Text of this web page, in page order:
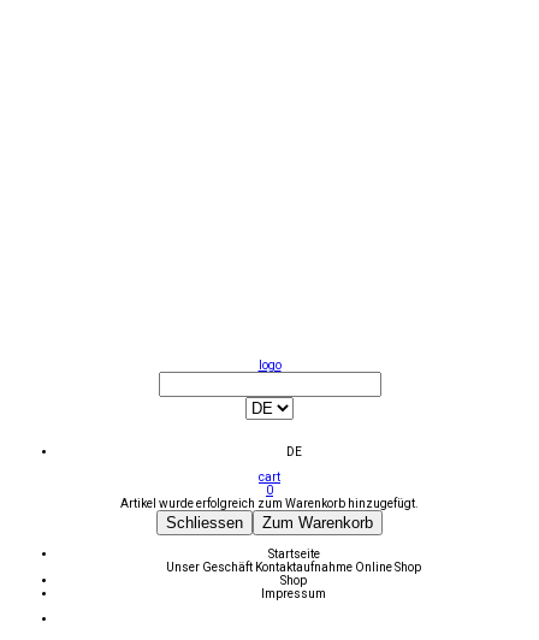
logo
DE
cart
0
Artikel wurde erfolgreich zum Warenkorb hinzugefügt.
Schliessen Zum Warenkorb
Startseite
Unser Geschäft Kontaktaufnahme Online Shop
Shop
Impressum